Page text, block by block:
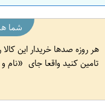
شما
هر روزه صدها خریدار این
تامین کنید واقعا جای
نام